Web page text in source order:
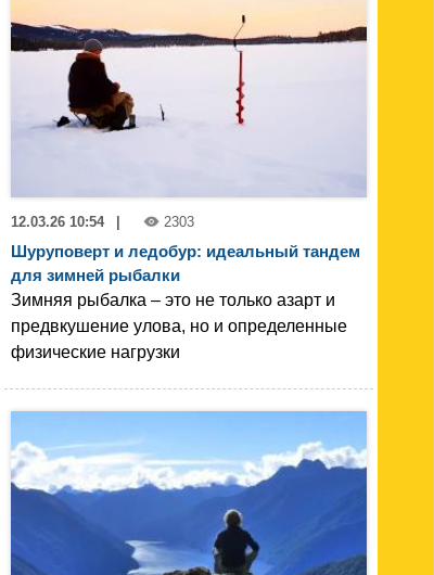
12.03.26 10:54 2303
Шуруповерт и ледобур: идеальный тандем
для зимней рыбалки
Зимняя рыбалка – это не только азарт и
предвкушение улова, но и определенные
физические нагрузки